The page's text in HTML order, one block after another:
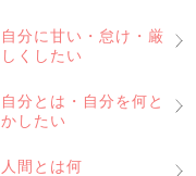
自分に甘い・怠け・厳
しくしたい
自分とは・自分を何と
かしたい
人間とは何